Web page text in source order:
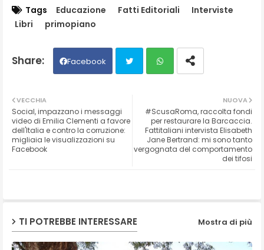
Tags Educazione Fatti Editoriali
Interviste
Libri
primopiano
Facebook
ats
ap
NUOVA
#ScusaRoma, raccolta fondi
per restaurare la Barcaccia.
Fattitaliani intervista Elisabeth
Jane Bertrand: mi sono tanto
vergognata del comportamento
dei tifosi
VECCHIA
Social, impazzano i messaggi
video di Emilia Clementi a favore
dell'Italia e contro la corruzione:
migliaia le visualizzazioni su
Facebook
TI POTREBBE INTERESSARE Mostra di più